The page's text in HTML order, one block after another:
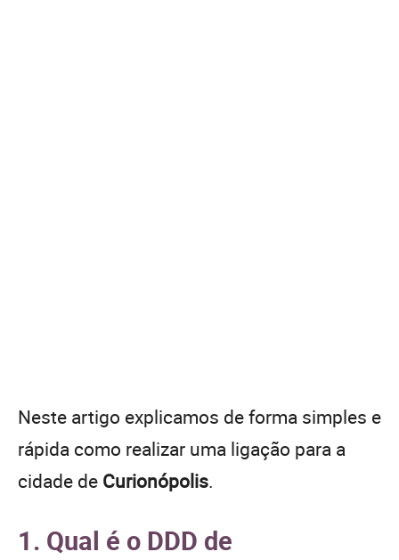
Neste artigo explicamos de forma simples e
rápida como realizar uma ligação para a
cidade de Curionópolis.
1. Qual é o DDD de